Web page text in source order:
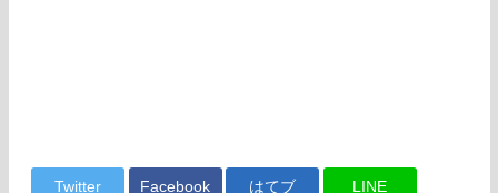
Twitter Facebook はてブ LINE